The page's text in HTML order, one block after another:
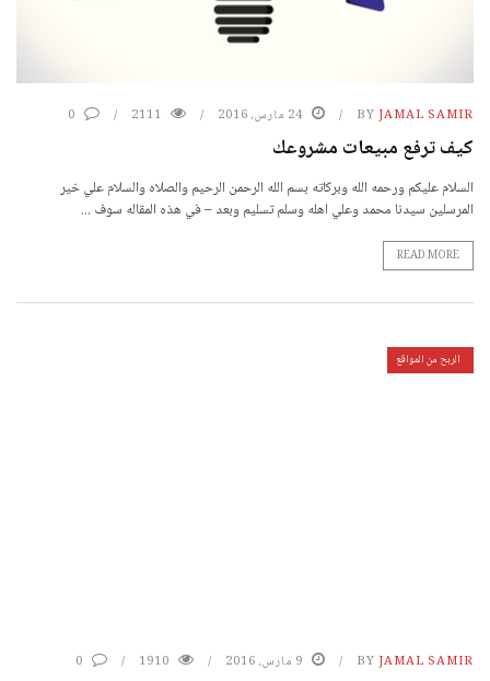
BY JAMAL SAMIR 24 مارس، 2016 2111
0
كيف ترفع مبيعات مشروعك
السلام عليكم ورحمه الله وبركاته بسم الله الرحمن الرحيم والصلاه والسلام علي خير
المرسلين سيدنا محمد وعلي اهله وسلم تسليم وبعد – في هذه المقاله سوف ...
READ MORE
الربح من المواقع
BY JAMAL SAMIR 9 مارس، 2016 1910
0